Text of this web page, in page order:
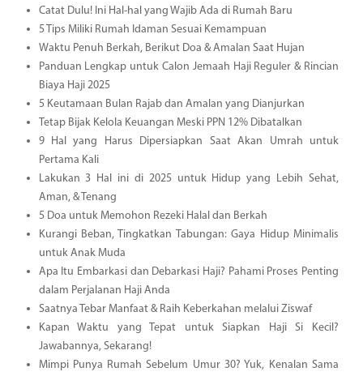
Catat Dulu! Ini Hal-hal yang Wajib Ada di Rumah Baru
5 Tips Miliki Rumah Idaman Sesuai Kemampuan
Waktu Penuh Berkah, Berikut Doa & Amalan Saat Hujan
Panduan Lengkap untuk Calon Jemaah Haji Reguler & Rincian
Biaya Haji 2025
5 Keutamaan Bulan Rajab dan Amalan yang Dianjurkan
Tetap Bijak Kelola Keuangan Meski PPN 12% Dibatalkan
9 Hal yang Harus Dipersiapkan Saat Akan Umrah untuk
Pertama Kali
Lakukan 3 Hal ini di 2025 untuk Hidup yang Lebih Sehat,
Aman, & Tenang
5 Doa untuk Memohon Rezeki Halal dan Berkah
Kurangi Beban, Tingkatkan Tabungan: Gaya Hidup Minimalis
untuk Anak Muda
Apa Itu Embarkasi dan Debarkasi Haji? Pahami Proses Penting
dalam Perjalanan Haji Anda
Saatnya Tebar Manfaat & Raih Keberkahan melalui Ziswaf
Kapan Waktu yang Tepat untuk Siapkan Haji Si Kecil?
Jawabannya, Sekarang!
Mimpi Punya Rumah Sebelum Umur 30? Yuk, Kenalan Sama